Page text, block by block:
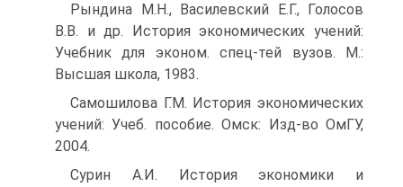
Рындина М.Н., Василевский Е.Г., Голосов
В.В. и др. История экономических учений:
Учебник для эконом. спец-тей вузов. М.:
Высшая школа, 1983.
Самошилова Г.М. История экономических
учений: Учеб. пособие. Омск: Изд-во ОмГУ,
2004.
Сурин А.И. История экономики и